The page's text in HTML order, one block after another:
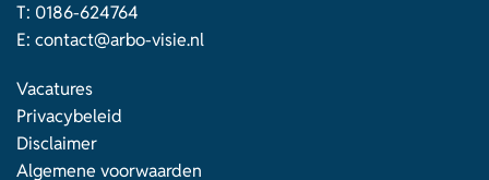
T: 0186-624764
E: contact@arbo-visie.nl
Vacatures
Privacybeleid
Disclaimer
Algemene voorwaarden